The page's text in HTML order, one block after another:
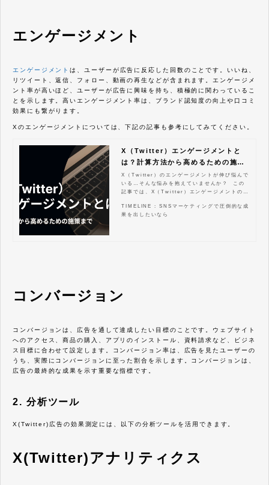
エンゲージメント
エンゲージメントは、ユーザーが広告に反応した回数のことです。いいね、
リツイート、返信、フォロー、動画の再生などが含まれます。エンゲージメ
ント率が高いほど、ユーザーが広告に興味を持ち、積極的に関わっているこ
とを示します。高いエンゲージメント率は、ブランド認知度の向上や口コミ
効果にも繋がります。
Xのエンゲージメントについては、下記の記事も参考にしてみてください。
X（Twitter）エンゲージメントと
は？計算方法から高めるための施策
まで
X（Twitter）のエンゲージメントが伸び悩んで
いる…そんな悩みを抱えていませんか？ この
記事では、X（Twitter）エンゲージメントの基
網羅的に解説します。 エンゲージメントとは
何か、なぜ重要なのかを理解し、計算方法やイ
tter）エンゲージメントを最大限に活用するた
TIMELINE : SNSマーケティングで圧倒的な成
果を出したいなら
コンバージョン
コンバージョンは、広告を通して達成したい目標のことです。ウェブサイト
へのアクセス、商品の購入、アプリのインストール、資料請求など、ビジネ
ス目標に合わせて設定します。コンバージョン率は、広告を見たユーザーの
うち、実際にコンバージョンに至った割合を示します。コンバージョンは、
広告の最終的な成果を示す重要な指標です。
2. 分析ツール
X(Twitter)広告の効果測定には、以下の分析ツールを活用できます。
X(Twitter)アナリティクス